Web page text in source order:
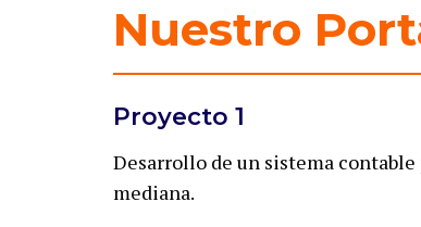
Nuestro
Proyecto 1
Desarrollo de un sistema
mediana.